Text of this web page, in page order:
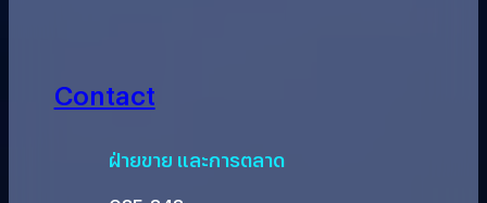
Contact
ฝ่ายขาย และการตลาด